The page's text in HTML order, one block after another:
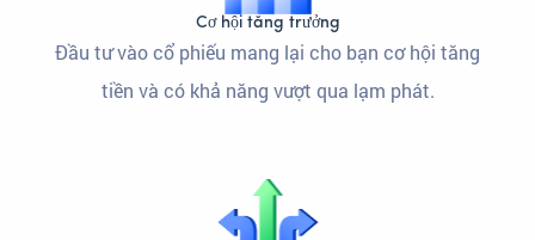
Cơ hội tăng trưởng
Đầu tư vào cổ phiếu mang lại cho bạn cơ hội tăng
tiền và có khả năng vượt qua lạm phát.